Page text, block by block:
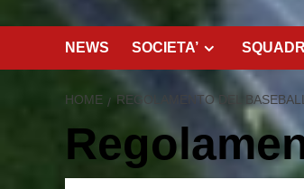
NEWS SOCIETA’
HOME REGOLAMENTO DEL